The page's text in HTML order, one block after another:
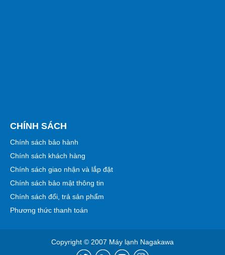
CHÍNH SÁCH
Chính sách bảo hành
Chính sách khách hàng
Chính sách giao nhận và lắp đặt
Chính sách bảo mật thông tin
Chính sách đổi, trả sản phẩm
Phương thức thanh toán
Copyright © 2007 Máy lạnh Nagakawa